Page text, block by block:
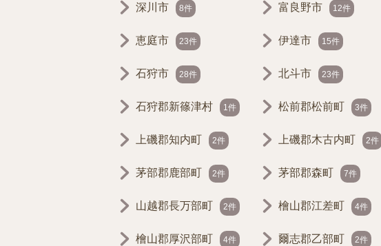
深川市 8件 富良野市 12件
恵庭市 23件 伊達市 15件
石狩市 28件 北斗市 23件
石狩郡新篠津村 1件 松前郡松前町 3件
上磯郡知内町 2件 上磯郡木古内町 2件
茅部郡鹿部町 2件 茅部郡森町 7件
山越郡長万部町 2件 檜山郡江差町 4件
檜山郡厚沢部町 4件 爾志郡乙部町 2件